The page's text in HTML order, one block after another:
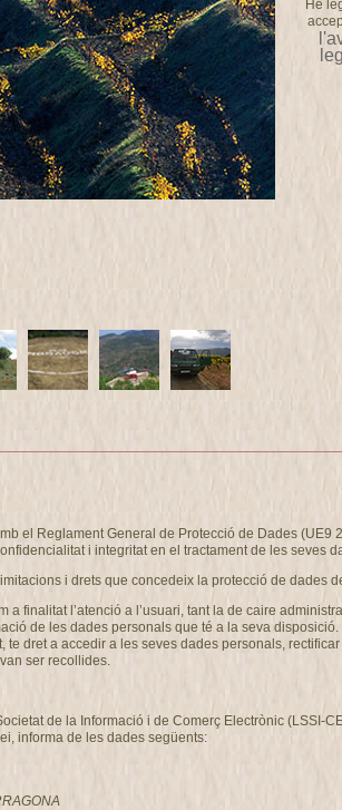
He
el Reglament General de Protecció de Dades
i integritat en el tractament de les seves
i drets que concedeix la protecció de dades
finalitat l’atenció a l’usuari, tant la de caire
de les dades personals que té a la seva
te dret a accedir a les seves dades personals,
ser recollides.
de la Informació i de Comerç Electrònic (LSSI-
informa de les dades següents: